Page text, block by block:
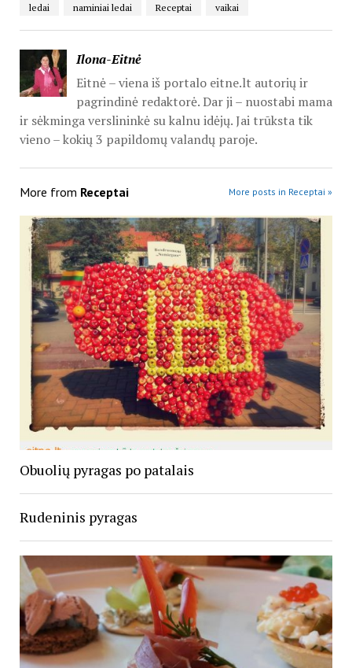
ledai naminiai ledai Receptai vaikai
Ilona-Eitnė
Eitnė – viena iš portalo eitne.lt autorių ir
pagrindinė redaktorė. Dar ji – nuostabi mama
ir sėkminga verslininkė su kalnu idėjų. Jai trūksta tik
vieno – kokių 3 papildomų valandų paroje.
More from Receptai More posts in Receptai »
Obuolių pyragas po patalais
Rudeninis pyragas